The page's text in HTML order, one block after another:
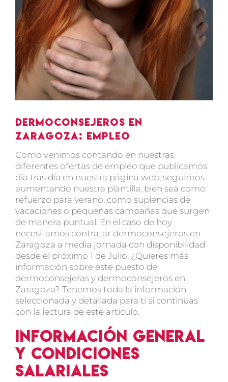
Dermoconsejeros en
Zaragoza: Empleo
Como venimos contando en nuestras
diferentes ofertas de empleo que publicamos
día tras día en nuestra página web, seguimos
aumentando nuestra plantilla, bien sea como
refuerzo para verano, como suplencias de
vacaciones o pequeñas campañas que surgen
de manera puntual. En el caso de hoy
necesitamos contratar dermoconsejeros en
Zaragoza a media jornada con disponibilidad
desde el próximo 1 de Julio. ¿Quieres más
información sobre este puesto de
dermoconsejeras y dermoconsejeros en
Zaragoza? Tenemos toda la información
seleccionada y detallada para ti si continuas
con la lectura de este artículo.
Información general
y condiciones
salariales